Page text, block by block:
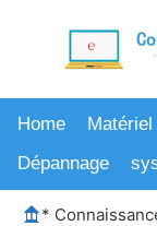
Home Matériel
Dépannage
*